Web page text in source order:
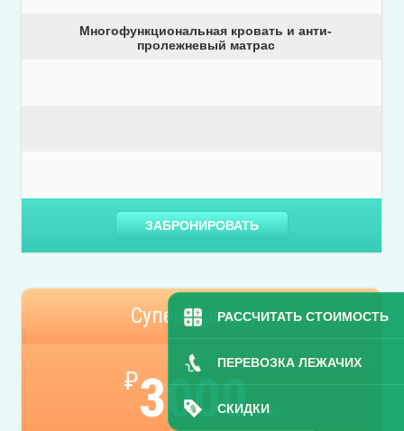
РАССЧИТАТЬ СТОИМОСТЬ
ПЕРЕВОЗКА ЛЕЖАЧИХ
СКИДКИ
Многофункциональная кровать и анти-
пролежневый матрас
ЗАБРОНИРОВАТЬ
Супер-премиум
₽3000сутки